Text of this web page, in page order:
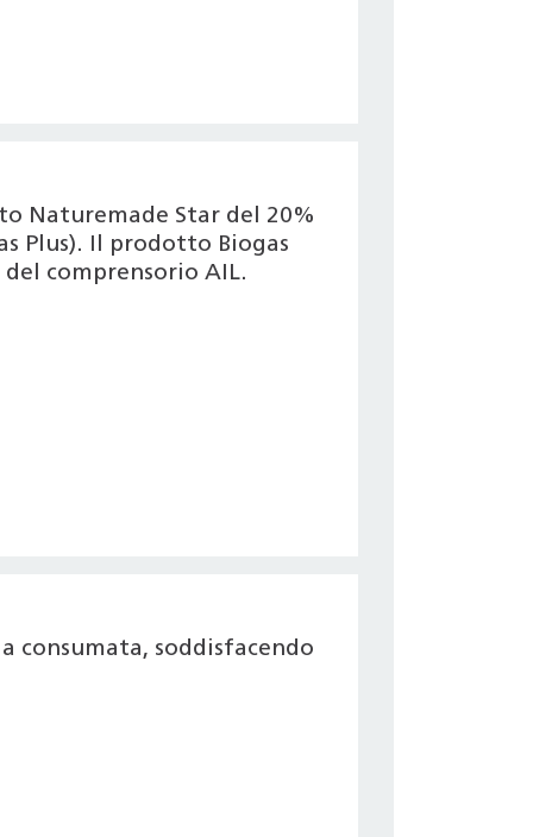
Naturemade Star del 20%
Plus). Il prodotto Biogas
comprensorio AIL.
consumata, soddisfacendo